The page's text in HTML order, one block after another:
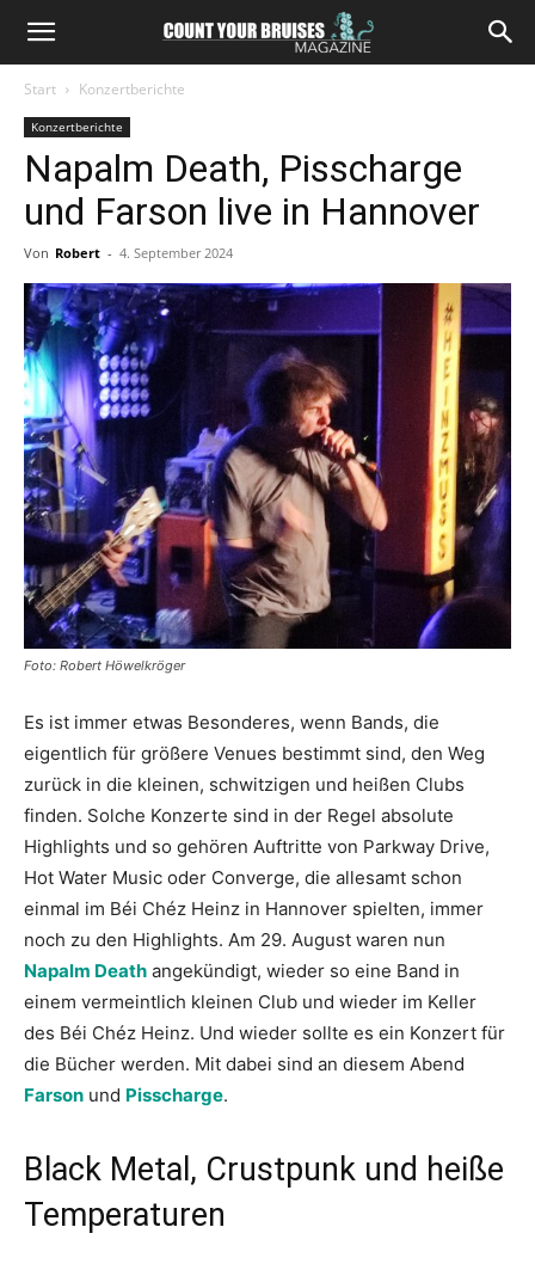
Start Konzertberichte
Konzertberichte
Napalm Death, Pisscharge
und Farson live in Hannover
Von Robert - 4. September 2024
Foto: Robert Höwelkröger
Es ist immer etwas Besonderes, wenn Bands, die
eigentlich für größere Venues bestimmt sind, den Weg
zurück in die kleinen, schwitzigen und heißen Clubs
finden. Solche Konzerte sind in der Regel absolute
Highlights und so gehören Auftritte von Parkway Drive,
Hot Water Music oder Converge, die allesamt schon
einmal im Béi Chéz Heinz in Hannover spielten, immer
noch zu den Highlights. Am 29. August waren nun
Napalm Death angekündigt, wieder so eine Band in
einem vermeintlich kleinen Club und wieder im Keller
des Béi Chéz Heinz. Und wieder sollte es ein Konzert für
die Bücher werden. Mit dabei sind an diesem Abend
Farson und Pisscharge.
Black Metal, Crustpunk und heiße
Temperaturen